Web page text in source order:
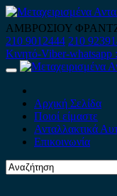
Skip
to
content
ΑΜΒΡΟΣΙΟΥ
210 9012444 210
Κινητό-Viber-whatsapp
Primary
Αρχική Σελίδα
Ποιοί είμαστε
Ανταλλακτικά
Επικοινωνία